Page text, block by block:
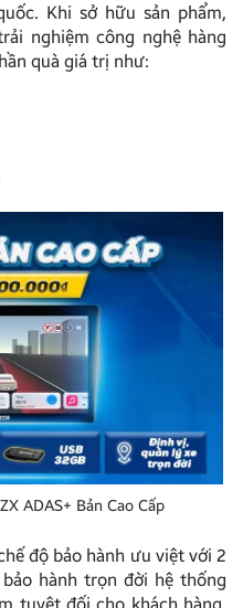
Khi sở hữu sản phẩm,
nghiệm công nghệ hàng
quà giá trị như:
ADAS+ Bản Cao Cấp
độ bảo hành ưu việt với 2
hành trọn đời hệ thống